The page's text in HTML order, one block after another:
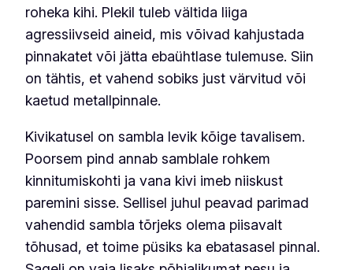
roheka kihi. Plekil tuleb vältida liiga
agressiivseid aineid, mis võivad kahjustada
pinnakatet või jätta ebaühtlase tulemuse. Siin
on tähtis, et vahend sobiks just värvitud või
kaetud metallpinnale.
Kivikatusel on sambla levik kõige tavalisem.
Poorsem pind annab samblale rohkem
kinnitumiskohti ja vana kivi imeb niiskust
paremini sisse. Sellisel juhul peavad parimad
vahendid sambla tõrjeks olema piisavalt
tõhusad, et toime püsiks ka ebatasasel pinnal.